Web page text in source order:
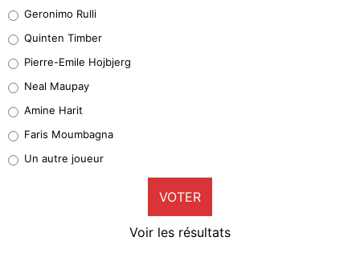
32%
4%
1%
9%
Geronimo Rulli
Quinten Timber
Pierre-Emile Hojbjerg
Neal Maupay
Amine Harit
Faris Moumbagna
Un autre joueur
VOTER
Voir les résultats